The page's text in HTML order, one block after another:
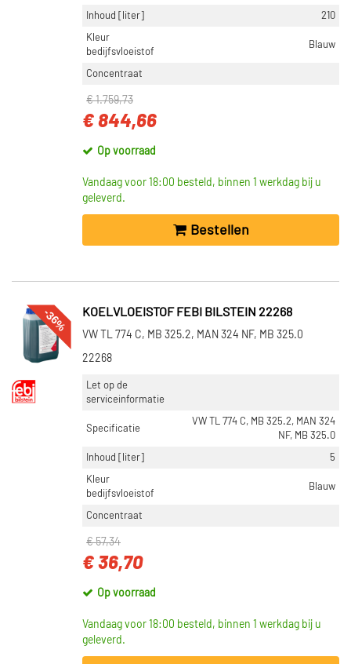
Inhoud [liter]
210
Kleur
bedijfsvloeistof
Blauw
Concentraat
€ 1.759,73
€ 844,66
Op voorraad
Vandaag voor 18:00 besteld, binnen 1 werkdag bij u
geleverd.
Bestellen
-36% KOELVLOEISTOF FEBI BILSTEIN 22268
VW TL 774 C, MB 325.2, MAN 324 NF, MB 325.0
22268
Let op de
serviceinformatie
Specificatie
VW TL 774 C, MB 325.2, MAN 324
NF, MB 325.0
Inhoud [liter]
5
Kleur
bedijfsvloeistof
Blauw
Concentraat
€ 57,34
€ 36,70
Op voorraad
Vandaag voor 18:00 besteld, binnen 1 werkdag bij u
geleverd.